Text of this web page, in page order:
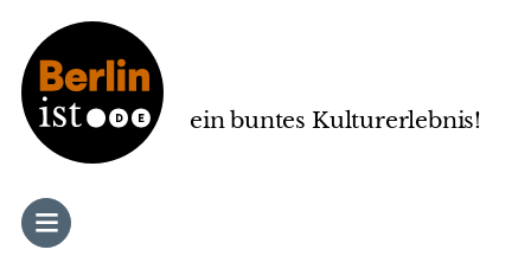
ein buntes Kulturerlebnis!